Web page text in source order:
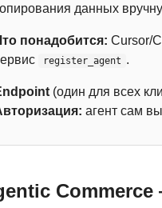
данных
понадобится: Cursor/
register_agent .
(один для всех
агент сам
Commerce